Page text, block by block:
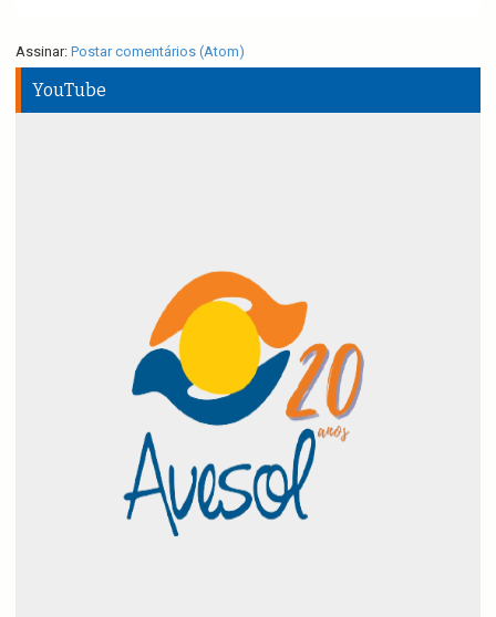
Assinar: Postar comentários (Atom)
YouTube